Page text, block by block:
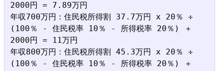
2000円 = 7.89万円
年収700万円：住民税所得割 37.7万円 x 20％ ÷
(100％ - 住民税率 10％ - 所得税率 20％) ＋
2000円 = 11万円
年収800万円：住民税所得割 45.3万円 x 20％ ÷
(100％ - 住民税率 10％ - 所得税率 20％) ＋